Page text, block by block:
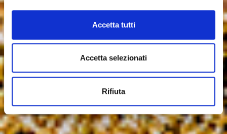
Accetta tutti
Accetta selezionati
Rifiuta